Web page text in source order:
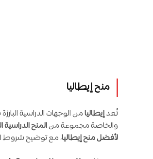
منح إيطاليا
تُعدإيطاليامن الوجهات الدراسية
والخاصة مجموعة منالمنح الدراسية
لأفضل منح إيطاليا، مع توضيح شروط